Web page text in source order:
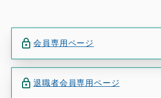
会員専用ページ
退職者会員専用ページ